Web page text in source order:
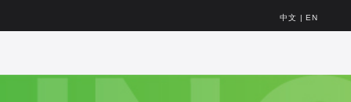
中文 | EN